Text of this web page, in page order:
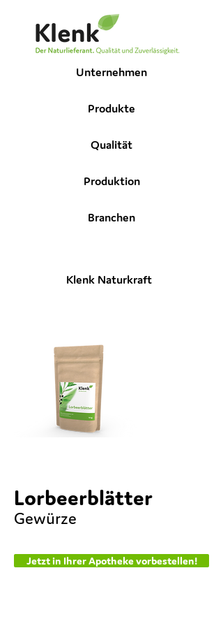
Unternehmen
Produkte
Qualität
Produktion
Branchen
Klenk Naturkraft
Lorbeerblätter
Gewürze
Jetzt in Ihrer Apotheke vorbestellen!